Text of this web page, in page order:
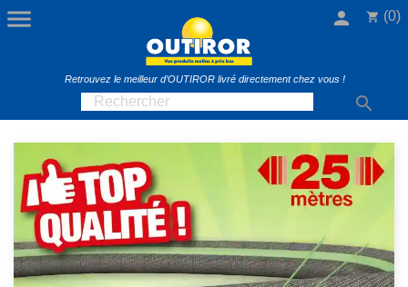
 shopping_cart (0)
person
Retrouvez le meilleur d’OUTIROR livré directement chez vous !
